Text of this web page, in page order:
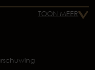
TOON MEER